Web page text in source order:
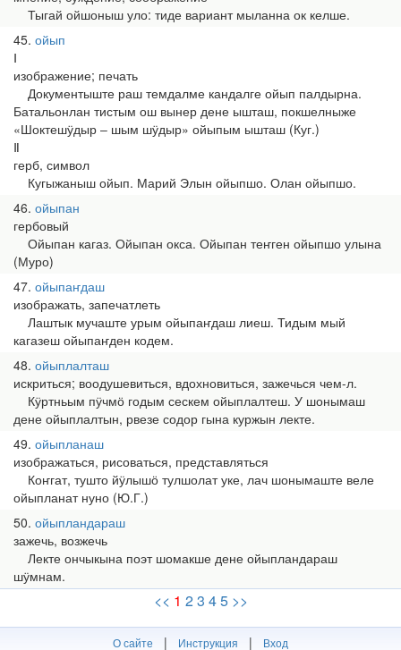
Тыгай ойшоныш уло: тиде вариант мыланна ок келше.
45 ойып
Ⅰ
изображение; печать
Документыште раш темдалме кандалге ойып палдырна.
Батальонлан тистым ош вынер дене ышташ, покшелныже
«Шоктешӱдыр ‒ шым шӱдыр» ойыпым ышташ (Куг.)
Ⅱ
герб, символ
Кугыжаныш ойып. Марий Элын ойыпшо. Олан ойыпшо.
46 ойыпан
гербовый
Ойыпан кагаз. Ойыпан окса. Ойыпан теҥген ойыпшо улына
(Муро)
47 ойыпаҥдаш
изображать, запечатлеть
Лаштык мучаште урым ойыпаҥдаш лиеш. Тидым мый
кагазеш ойыпаҥден кодем.
48 ойыплалташ
искриться; воодушевиться, вдохновиться, зажечься чем-л.
Кӱртньым пӱчмӧ годым сескем ойыплалтеш. У шонымаш
дене ойыплалтын, рвезе содор гына куржын лекте.
49 ойыпланаш
изображаться, рисоваться, представляться
Коҥгат, тушто йӱлышӧ тулшолат уке, лач шонымаште веле
ойыпланат нуно (Ю.Г.)
50 ойыпландараш
зажечь, возжечь
Лекте ончыкына поэт шомакше дене ойыпландараш
шӱмнам.
<< 1 23 45 >>
О сайте | Инструкция | Вход